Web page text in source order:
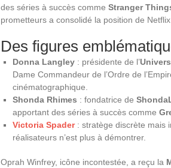
des séries à succès comme Stranger
prometteurs a consolidé la position de
Des figures
Donna Langley : présidente de l’
Dame Commandeur de l’Ordre de
cinématographique.
Shonda Rhimes : fondatrice de
apportant des séries à succès comme
Victoria Spader: stratège discrète mais
réalisateurs n’est plus à démontrer.
Oprah Winfrey, icône incontestée, a reçu la